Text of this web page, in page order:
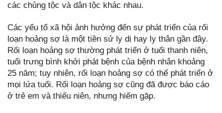
các chủng tộc và dân tộc khác nhau.
Các yếu tố xã hội ảnh hưởng đến sự phát triển của rối
loạn hoảng sợ là một tiền sử ly dị hay ly thân gần đây.
Rối loạn hoảng sợ thường phát triển ở tuổi thanh niên,
tuổi trưng bình khởi phát bệnh của bệnh nhân khoảng
25 năm; tuy nhiên, rối loạn hoảng sợ có thể phát triển ở
mọi lứa tuổi. Rối loạn hoảng sợ cũng đã được báo cáo
ở trẻ em và thiếu niên, nhưng hiếm gặp.